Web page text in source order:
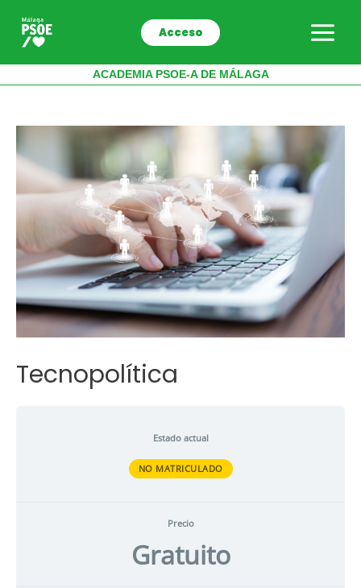
contenido
Acceso
ACADEMIA PSOE-A DE MÁLAGA
Tecnopolítica
Estado actual
NO MATRICULADO
Precio
Gratuito